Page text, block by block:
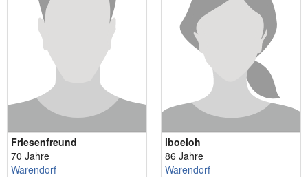
Friesenfreund
70 Jahre
Warendorf
iboeloh
86 Jahre
Warendorf